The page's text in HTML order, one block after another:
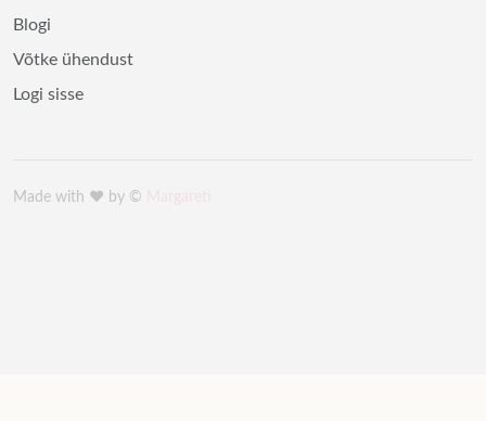
Blogi
Võtke ühendust
Logi sisse
Made with ♥️ by ©